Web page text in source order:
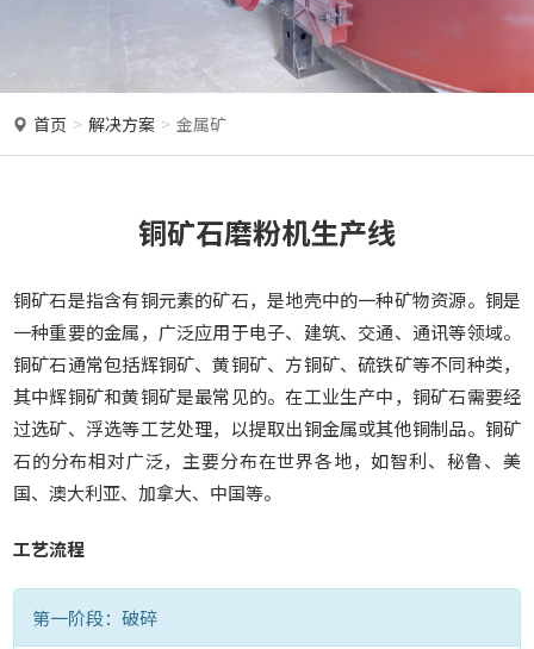
首页 解决方案 金属矿
铜矿石磨粉机生产线
铜矿石是指含有铜元素的矿石，是地壳中的一种矿物资源。铜是
一种重要的金属，广泛应用于电子、建筑、交通、通讯等领域。
铜矿石通常包括辉铜矿、黄铜矿、方铜矿、硫铁矿等不同种类，
其中辉铜矿和黄铜矿是最常见的。在工业生产中，铜矿石需要经
过选矿、浮选等工艺处理，以提取出铜金属或其他铜制品。铜矿
石的分布相对广泛，主要分布在世界各地，如智利、秘鲁、美
国、澳大利亚、加拿大、中国等。
工艺流程
第一阶段：破碎